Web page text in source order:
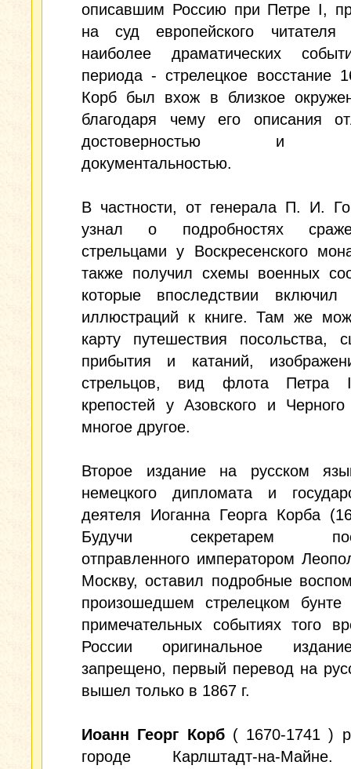
описавшим Россию при Петре I,
на суд европейского
наиболее драматических
периода - стрелецкое восстание
Корб был вхож в близкое
благодаря чему его описания
достоверностью и
документальностью.
В частности, от генерала П. И.
узнал о подробностях
стрельцами у Воскресенского
также получил схемы военных
которые впоследствии
иллюстраций к книге. Там же
карту путешествия посольства,
прибытия и катаний,
стрельцов, вид флота Петра
крепостей у Азовского и
многое другое.
Второе издание на русском
немецкого дипломата и
деятеля Иоганна Георга Корба
Будучи секретарем
отправленного императором
Москву, оставил подробные
произошедшем стрелецком бунте
примечательных событиях того
России оригинальное
запрещено, первый перевод на
вышел только в 1867 г.
Иоанн Георг Корб( 1670-1741 )
городе Карлштадт-на-